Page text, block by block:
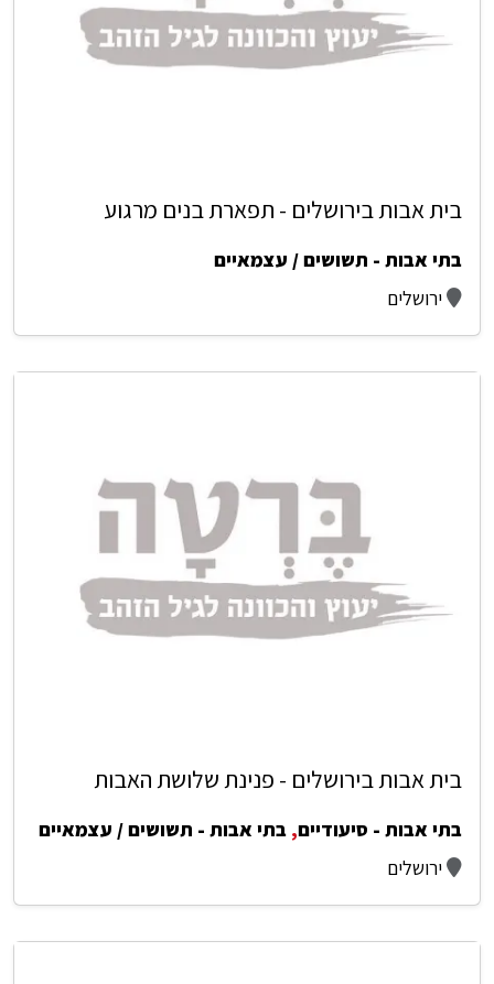
בית אבות בירושלים - תפארת בנים מרגוע
בתי אבות - תשושים / עצמאיים
ירושלים
בית אבות בירושלים - פנינת שלושת האבות
בתי אבות - סיעודיים, בתי אבות - תשושים / עצמאיים
ירושלים